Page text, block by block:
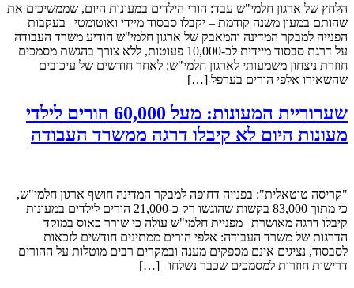
הלחץ של ארגון חלמי"ש עבד: הורי הילדים במעונות היום, שממשיכים את
שהותם במעון משנה קודמת – יקבלו סבסוד מיידי ואוטומטי | בעקבות
הפנייה למבקר המדינה והמאבק של ארגון חלמי"ש הודיע משרד העבודה
על דרגת סבסוד מיידית לכ-10,000 פעוטות, ללא צורך בהגשת מסמכים
חוזרת ניצחון משמעותי לארגון חלמי"ש: לאחר חודשים של עיכובים
שהשאירו אלפי הורים בערפל […]
שערוריית המעונות: מעל 60,000 הורים לילדי
מעונות היום לא קיבלו דרגה ממשרד העבודה
"קריסה טוטאלית": בפנייה דחופה למבקר המדינה חושף ארגון חלמי"ש,
כי מתוך 83,000 בקשות שהוגשו רק כ-21,000 הורים לילדים במעונות
קיבלו דרגה מאושרת | מפניית חלמי"ש עולה כי שורר כאוס במוקד
הדרגות של משרד העבודה: אלפי הורים ממתינים חודשים לזכאות
לסבסוד, נציגים אינם מספקים מענה ובמקרים רבים מוטלות על ההורים
דרישות חוזרות למסמכים שכבר נשלחו | […]